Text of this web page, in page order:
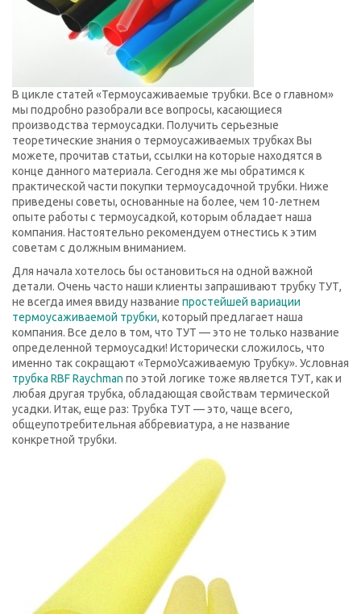
В цикле статей «Термоусаживаемые трубки. Все о главном»
мы подробно разобрали все вопросы, касающиеся
производства термоусадки. Получить серьезные
теоретические знания о термоусаживаемых трубках Вы
можете, прочитав статьи, ссылки на которые находятся в
конце данного материала. Сегодня же мы обратимся к
практической части покупки термоусадочной трубки. Ниже
приведены советы, основанные на более, чем 10-летнем
опыте работы с термоусадкой, которым обладает наша
компания. Настоятельно рекомендуем отнестись к этим
советам с должным вниманием.
Для начала хотелось бы остановиться на одной важной
детали. Очень часто наши клиенты запрашивают трубку ТУТ,
не всегда имея ввиду название простейшей вариации
термоусаживаемой трубки, который предлагает наша
компания. Все дело в том, что ТУТ — это не только название
определенной термоусадки! Исторически сложилось, что
именно так сокращают «ТермоУсаживаемую Трубку». Условная
трубка RBF Raychman по этой логике тоже является ТУТ, как и
любая другая трубка, обладающая свойствам термической
усадки. Итак, еще раз: Трубка ТУТ — это, чаще всего,
общеупотребительная аббревиатура, а не название
конкретной трубки.